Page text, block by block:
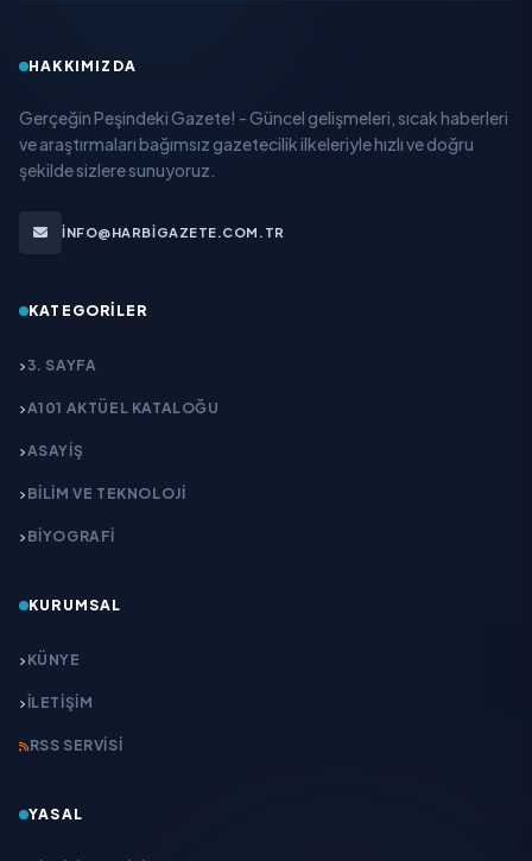
HAKKIMIZDA
Gerçeğin Peşindeki Gazete! - Güncel gelişmeleri, sıcak haberleri
ve araştırmaları bağımsız gazetecilik ilkeleriyle hızlı ve doğru
şekilde sizlere sunuyoruz.
INFO@HARBIGAZETE.COM.TR
KATEGORILER
3. SAYFA
A101 AKTÜEL KATALOĞU
ASAYİŞ
BİLİM VE TEKNOLOJİ
BİYOGRAFİ
KURUMSAL
KÜNYE
İLETIŞIM
RSS SERVISI
YASAL